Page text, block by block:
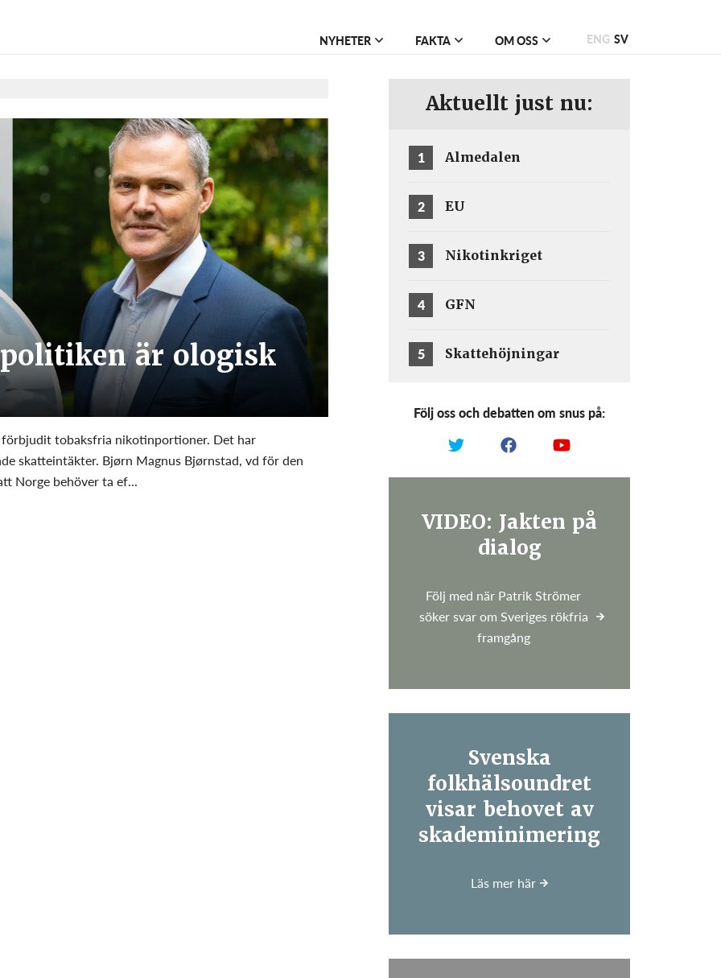
NYHETER FAKTA OM OSS ENG SV
är ologisk
tobaksfria nikotinportioner. Det har
skatteintäkter. Bjørn Magnus Bjørnstad, vd för den
Norge behöver ta ef...
Aktuellt just nu:
1 Almedalen
2 EU
3 Nikotinkriget
4 GFN
5 Skattehöjningar
Följ oss och debatten om snus på:
VIDEO: Jakten på
dialog
Följ med när Patrik Strömer
söker svar om Sveriges rökfria
framgång
Svenska
folkhälsoundret
visar behovet av
skademinimering
Läs mer här